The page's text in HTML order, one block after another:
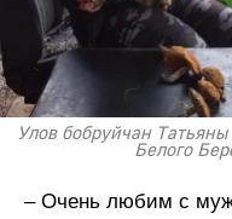
Улов бобруйчан
Белого
– Очень любим с